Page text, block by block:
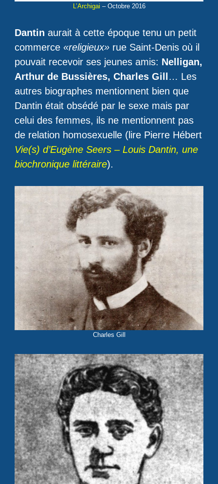
L’Archigai – Octobre 2016
Dantin aurait à cette époque tenu un petit
commerce «religieux» rue Saint-Denis où il
pouvait recevoir ses jeunes amis: Nelligan,
Arthur de Bussières, Charles Gill … Les
autres biographes mentionnent bien que
Dantin était obsédé par le sexe mais par
celui des femmes, ils ne mentionnent pas
de relation homosexuelle (lire Pierre Hébert
Vie(s) d’Eugène Seers – Louis Dantin, une
biochronique littéraire).
Charles Gill